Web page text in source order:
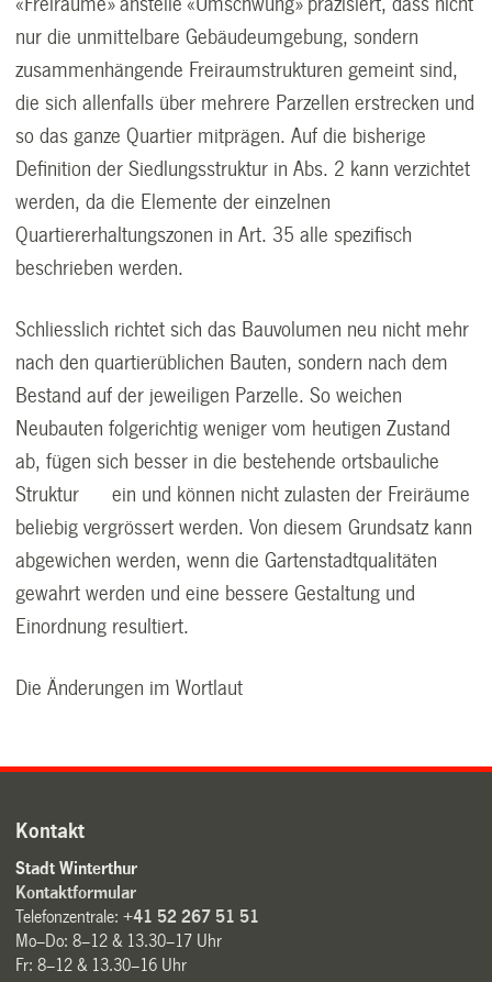
nur die unmittelbare Gebäudeumgebung, sondern
zusammenhängende Freiraumstrukturen gemeint sind,
die sich allenfalls über mehrere Parzellen erstrecken und
so das ganze Quartier mitprägen. Auf die bisherige
Definition der Siedlungsstruktur in Abs. 2 kann verzichtet
werden, da die Elemente der einzelnen
Quartiererhaltungszonen in Art. 35 alle spezifisch
beschrieben werden.
Schliesslich richtet sich das Bauvolumen neu nicht mehr
nach den quartierüblichen Bauten, sondern nach dem
Bestand auf der jeweiligen Parzelle. So weichen
Neubauten folgerichtig weniger vom heutigen Zustand
ab, fügen sich besser in die bestehende ortsbauliche
Struktur ein und können nicht zulasten der Freiräume
beliebig vergrössert werden. Von diesem Grundsatz kann
abgewichen werden, wenn die Gartenstadtqualitäten
gewahrt werden und eine bessere Gestaltung und
Einordnung resultiert.
Die Änderungen im Wortlaut
Kontakt
Stadt Winterthur
Kontaktformular
Telefonzentrale:+41 52 267 51 51
Mo–Do: 8–12 & 13.30–17 Uhr
Fr: 8–12 & 13.30–16 Uhr